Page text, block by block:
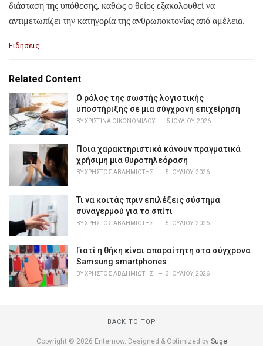
διάσταση της υπόθεσης, καθώς ο θείος εξακολουθεί να
αντιμετωπίζει την κατηγορία της ανθρωποκτονίας από αμέλεια.
C
e
o
r
e
Ειδησεις
Related Content
Ο ρόλος της σωστής λογιστικής
υποστήριξης σε μια σύγχρονη επιχείρηση
BYΧΡΙΣΤΊΝΑ ΟΙΚΟΝΟΜΊΔΟΥ 5 ΙΟΥΛΊΟΥ, 2026
Ποια χαρακτηριστικά κάνουν πραγματικά
χρήσιμη μια θυροτηλεόραση
BYΧΡΉΣΤΟΣ ΑΒΔΗΜΙΏΤΗΣ 5 ΙΟΥΛΊΟΥ, 2026
Τι να κοιτάς πριν επιλέξεις σύστημα
συναγερμού για το σπίτι
BYΧΡΉΣΤΟΣ ΑΒΔΗΜΙΏΤΗΣ 5 ΙΟΥΛΊΟΥ, 2026
Γιατί η θήκη είναι απαραίτητη στα σύγχρονα
Samsung smartphones
BYΧΡΉΣΤΟΣ ΑΒΔΗΜΙΏΤΗΣ 3 ΙΟΥΛΊΟΥ, 2026
BACK TO TOP
Copyright © 2026 Enternow. Designed & Optimized by Suge